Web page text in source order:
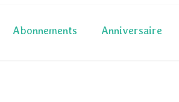
Abonnements Anniversaire